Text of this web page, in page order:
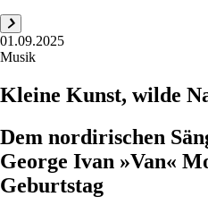
01.09.2025
Musik
Kleine Kunst, wilde
Dem nordirischen
George Ivan »Van«
Geburtstag